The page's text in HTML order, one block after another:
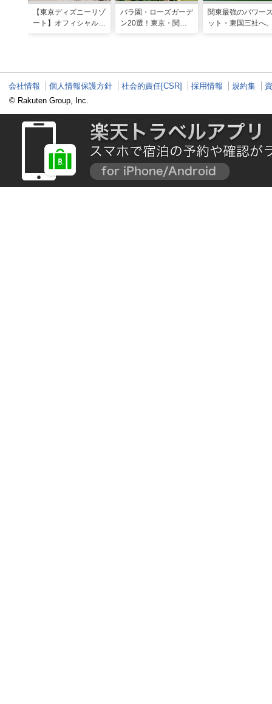
【東京ディズニーリゾ
ート】オフィシャル・
バラ園・ローズガーデ
ン20選！東京・関東
関東最強のパワー
ット・東国三社へ
会社情報 個人情報保護方針 社会的責任[CSR] 採用情報 規約集
© Rakuten Group, Inc.